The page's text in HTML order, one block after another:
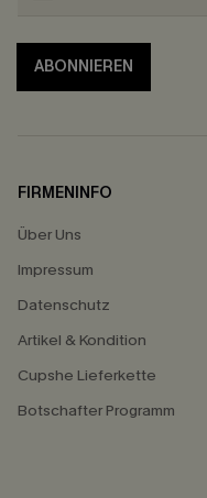
ABONNIEREN
FIRMENINFO
Über Uns
Impressum
Datenschutz
Artikel & Kondition
Cupshe Lieferkette
Botschafter Programm